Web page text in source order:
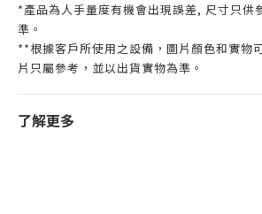
*產品為人手量度有機會出現誤差, 尺寸只供
準。
**根據客戶所使用之設備，圖片顏色和實物
片只屬參考，並以出貨實物為準。
了解更多